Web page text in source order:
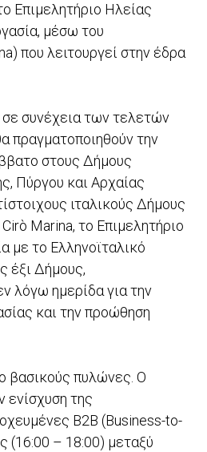
Επιμελητήριο Ηλείας
μέσω του
που λειτουργεί στην έδρα
σε συνέχεια των τελετών
πραγματοποιηθούν την
στους Δήμους
Πύργου και Αρχαίας
ιταλικούς Δήμους
Marina, το Επιμελητήριο
με το Ελληνοϊταλικό
έξι Δήμους,
λόγω ημερίδα για την
και την προώθηση
βασικούς πυλώνες. Ο
ενίσχυση της
B2B (Business-to-
(16:00 – 18:00) μεταξύ